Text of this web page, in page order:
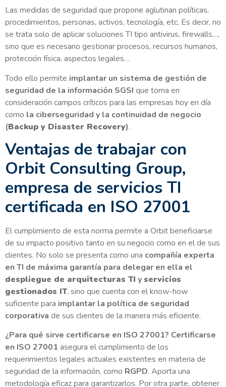
Las medidas de seguridad que propone aglutinan políticas,
procedimientos, personas, activos, tecnología, etc. Es decir, no
se trata solo de aplicar soluciones TI tipo antivirus, firewalls…,
sino que es necesario gestionar procesos, recursos humanos,
protección física, aspectos legales…
Todo ello permite implantar un sistema de gestión de
seguridad de la información SGSI que toma en
consideración campos críticos para las empresas hoy en día
como la ciberseguridad y la continuidad de negocio
(Backup y Disaster Recovery).
Ventajas de trabajar con
Orbit Consulting Group,
empresa de servicios TI
certificada en ISO 27001
El cumplimiento de esta norma permite a Orbit beneficiarse
de su impacto positivo tanto en su negocio como en el de sus
clientes. No solo se presenta como una compañía experta
en TI de máxima garantía para delegar en ella el
despliegue de arquitecturas TI y servicios
gestionados IT, sino que cuenta con el know-how
suficiente para implantar la política de seguridad
corporativa de sus clientes de la manera más eficiente.
¿Para qué sirve certificarse en ISO 27001? Certificarse
en ISO 27001 asegura el cumplimiento de los
requerimientos legales actuales existentes en materia de
seguridad de la información, como RGPD. Aporta una
metodología eficaz para garantizarlos. Por otra parte, obtener